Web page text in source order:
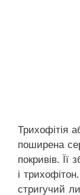
Трихофітія
поширена
покривів. Її
і
стригучий